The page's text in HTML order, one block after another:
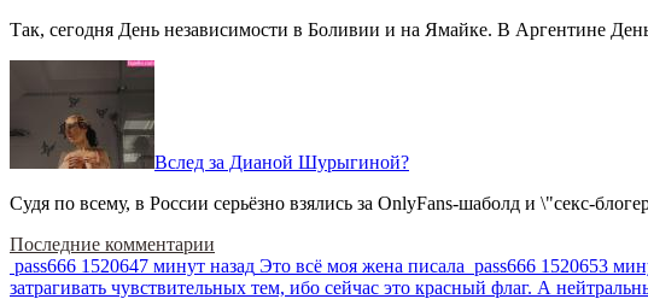
Так, сегодня День независимости в Боливии и на Ямайке. В Аргентине
Вслед за Дианой Шурыгиной?
Судя по всему, в России серьёзно взялись за OnlyFans-шаболд и \"секс-
Последние комментарии
pass666 1520647 минут назад Это всё моя жена писала pass666 1520653
затрагивать чувствительных тем, ибо сейчас это красный флаг. А